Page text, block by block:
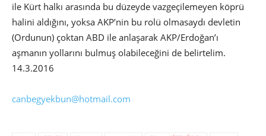
ile Kürt halkı arasında bu düzeyde vazgeçilemeyen köprü
halini aldığını, yoksa AKP’nin bu rolü olmasaydı devletin
(Ordunun) çoktan ABD ile anlaşarak AKP/Erdoğan’ı
aşmanın yollarını bulmuş olabileceğini de belirtelim.
14.3.2016
canbegyekbun@hotmail.com